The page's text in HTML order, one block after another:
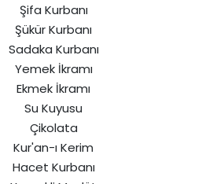
Şifa Kurbanı
Şükür Kurbanı
Sadaka Kurbanı
Yemek İkramı
Ekmek İkramı
Su Kuyusu
Çikolata
Kur'an-ı Kerim
Hacet Kurbanı